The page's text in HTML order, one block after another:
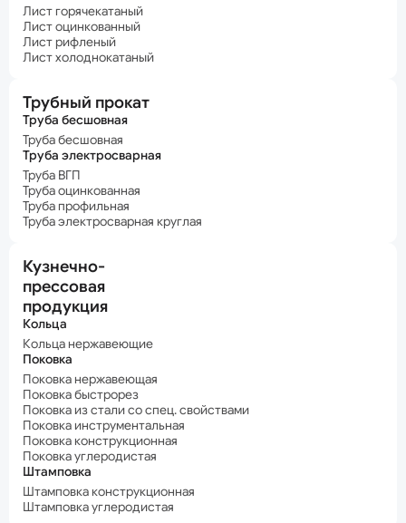
Лист горячекатаный
Лист оцинкованный
Лист рифленый
Лист холоднокатаный
Трубный прокат
Труба бесшовная
Труба бесшовная
Труба электросварная
Труба ВГП
Труба оцинкованная
Труба профильная
Труба электросварная круглая
Кузнечно-
прессовая
продукция
Кольца
Кольца нержавеющие
Поковка
Поковка нержавеющая
Поковка быстрорез
Поковка из стали со спец. свойствами
Поковка инструментальная
Поковка конструкционная
Поковка углеродистая
Штамповка
Штамповка конструкционная
Штамповка углеродистая